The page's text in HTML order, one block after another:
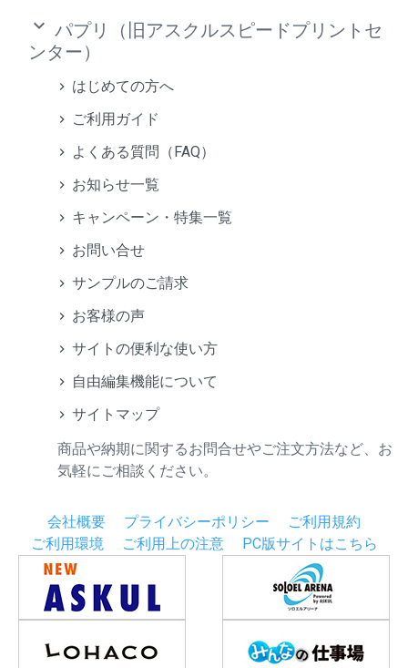
keyboard_arrow_down パプリ（旧アスクルスピードプリントセ
ンター）
はじめての方へ
ご利用ガイド
よくある質問（FAQ）
お知らせ一覧
キャンペーン・特集一覧
お問い合せ
サンプルのご請求
お客様の声
サイトの便利な使い方
自由編集機能について
サイトマップ
商品や納期に関するお問合せやご注文方法など、お
気軽にご相談ください。
会社概要 プライバシーポリシー
ご利用規約
ご利用環境
ご利用上の注意 PC版サイトはこちら